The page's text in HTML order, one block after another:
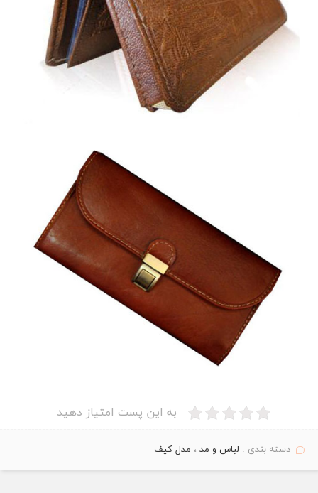
به این پست امتیاز دهید
دسته بندی : لباس و مد ، مدل کیف